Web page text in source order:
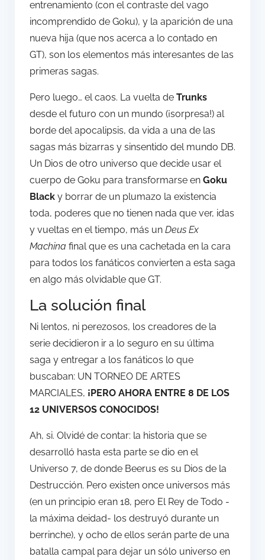
entrenamiento (con el contraste del vago
incomprendido de Goku), y la aparición de una
nueva hija (que nos acerca a lo contado en
GT), son los elementos más interesantes de las
primeras sagas.
Pero luego… el caos. La vuelta de Trunks
desde el futuro con un mundo (¡sorpresa!) al
borde del apocalipsis, da vida a una de las
sagas más bizarras y sinsentido del mundo DB.
Un Dios de otro universo que decide usar el
cuerpo de Goku para transformarse en Goku
Black y borrar de un plumazo la existencia
toda, poderes que no tienen nada que ver, idas
y vueltas en el tiempo, más un Deus Ex
Machina final que es una cachetada en la cara
para todos los fanáticos convierten a esta saga
en algo más olvidable que GT.
La solución final
Ni lentos, ni perezosos, los creadores de la
serie decidieron ir a lo seguro en su última
saga y entregar a los fanáticos lo que
buscaban: UN TORNEO DE ARTES
MARCIALES, ¡PERO AHORA ENTRE 8 DE LOS
12 UNIVERSOS CONOCIDOS!
Ah, si. Olvidé de contar: la historia que se
desarrolló hasta esta parte se dio en el
Universo 7, de donde Beerus es su Dios de la
Destrucción. Pero existen once universos más
(en un principio eran 18, pero El Rey de Todo -
la máxima deidad- los destruyó durante un
berrinche), y ocho de ellos serán parte de una
batalla campal para dejar un sólo universo en